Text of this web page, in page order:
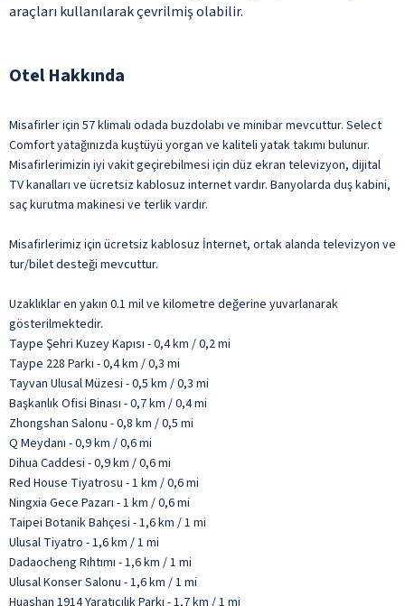
araçları kullanılarak çevrilmiş olabilir.
Otel Hakkında
Misafirler için 57 klimalı odada buzdolabı ve minibar mevcuttur. Select
Comfort yatağınızda kuştüyü yorgan ve kaliteli yatak takımı bulunur.
Misafirlerimizin iyi vakit geçirebilmesi için düz ekran televizyon, dijital
TV kanalları ve ücretsiz kablosuz internet vardır. Banyolarda duş kabini,
saç kurutma makinesi ve terlik vardır.
Misafirlerimiz için ücretsiz kablosuz İnternet, ortak alanda televizyon ve
tur/bilet desteği mevcuttur.
Uzaklıklar en yakın 0.1 mil ve kilometre değerine yuvarlanarak
gösterilmektedir.
Taype Şehri Kuzey Kapısı - 0,4 km / 0,2 mi
Taype 228 Parkı - 0,4 km / 0,3 mi
Tayvan Ulusal Müzesi - 0,5 km / 0,3 mi
Başkanlık Ofisi Binası - 0,7 km / 0,4 mi
Zhongshan Salonu - 0,8 km / 0,5 mi
Q Meydanı - 0,9 km / 0,6 mi
Dihua Caddesi - 0,9 km / 0,6 mi
Red House Tiyatrosu - 1 km / 0,6 mi
Ningxia Gece Pazarı - 1 km / 0,6 mi
Taipei Botanik Bahçesi - 1,6 km / 1 mi
Ulusal Tiyatro - 1,6 km / 1 mi
Dadaocheng Rıhtımı - 1,6 km / 1 mi
Ulusal Konser Salonu - 1,6 km / 1 mi
Huashan 1914 Yaratıcılık Parkı - 1,7 km / 1 mi